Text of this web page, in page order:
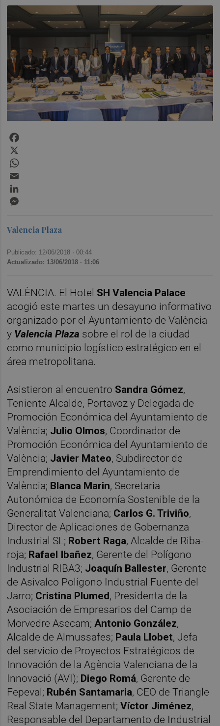
Valencia Plaza
Publicado: 12/06/2018 ·00:44
Actualizado: 13/06/2018 · 11:06
VALÈNCIA. El Hotel SH Valencia Palace
acogió este martes un desayuno informativo
organizado por el Ayuntamiento de València
y Valencia Plaza sobre el rol de la ciudad
como municipio logístico estratégico en el
área metropolitana.
Asistieron al encuentro Sandra Gómez,
Teniente Alcalde, Portavoz y Delegada de
Promoción Económica del Ayuntamiento de
València; Julio Olmos, Coordinador de
Promoción Económica del Ayuntamiento de
València; Javier Mateo, Subdirector de
Emprendimiento del Ayuntamiento de
València; Blanca Marin, Secretaria
Autonómica de Economía Sostenible de la
Generalitat Valenciana; Carlos G. Triviño,
Director de Aplicaciones de Gobernanza
Industrial SL; Robert Raga, Alcalde de Riba-
roja; Rafael Ibañez, Gerente del Polígono
Industrial RIBA3; Joaquín Ballester, Gerente
de Asivalco Polígono Industrial Fuente del
Jarro; Cristina Plumed, Presidenta de la
Asociación de Empresarios del Camp de
Morvedre Asecam; Antonio González,
Alcalde de Almussafes; Paula Llobet, Jefa
del servicio de Proyectos Estratégicos de
Innovación de la Agència Valenciana de la
Innovació (AVI); Diego Romá, Gerente de
Fepeval; Rubén Santamaria, CEO de Triangle
Real State Management;Víctor Jiménez,
Responsable del Departamento de Industrial